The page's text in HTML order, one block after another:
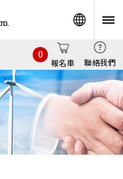
報名車
0
聯絡我們